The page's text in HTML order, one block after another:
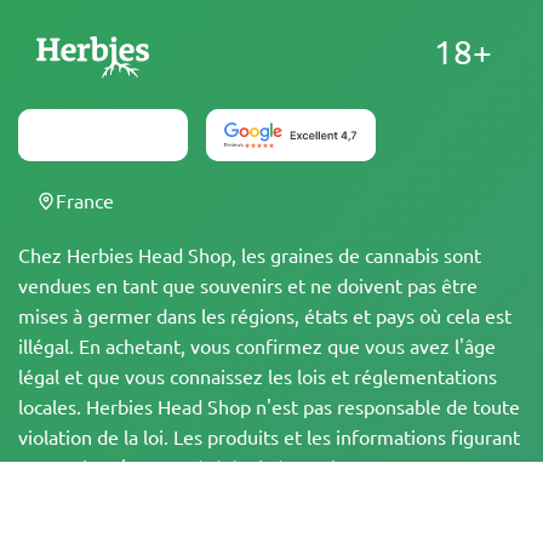
Chez Herbies Head Shop, les graines de cannabis sont
vendues en tant que souvenirs et ne doivent pas être
mises à germer dans les régions, états et pays où cela est
illégal. En achetant, vous confirmez que vous avez l'âge
légal et que vous connaissez les lois et réglementations
locales. Herbies Head Shop n'est pas responsable de toute
violation de la loi. Les produits et les informations figurant
sur ce site n'ont pas été évalués par la FDA et ne sont PAS
18+
France